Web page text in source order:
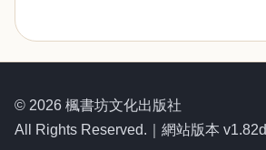
© 2026 楓書坊文化出版社
All Rights Reserved.｜網站版本 v1.82d